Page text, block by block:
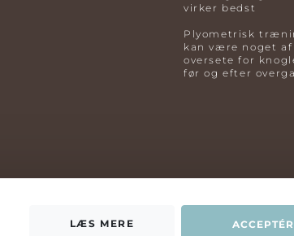
virker bedst
Plyometrisk
kan være noget
oversete for
før og efter
LÆS MERE